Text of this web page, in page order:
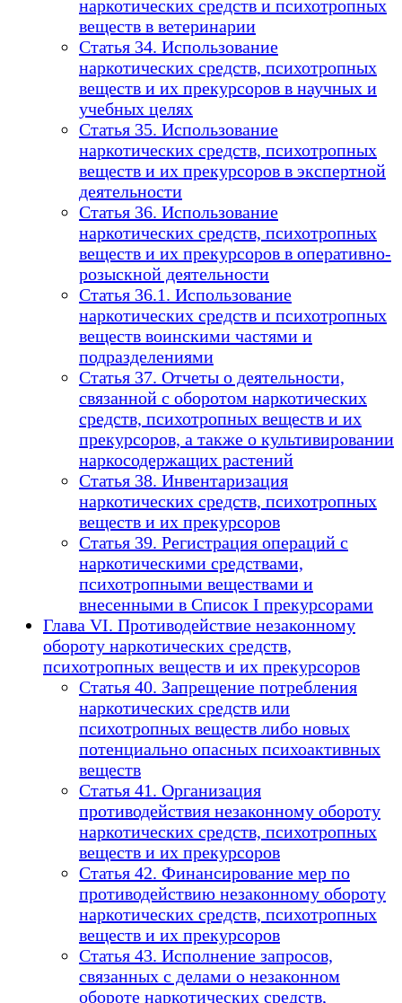
наркотических средств и психотропных
веществ в ветеринарии
Статья 34. Использование
наркотических средств, психотропных
веществ и их прекурсоров в научных и
учебных целях
Статья 35. Использование
наркотических средств, психотропных
веществ и их прекурсоров в экспертной
деятельности
Статья 36. Использование
наркотических средств, психотропных
веществ и их прекурсоров в оперативно-
розыскной деятельности
Статья 36.1. Использование
наркотических средств и психотропных
веществ воинскими частями и
подразделениями
Статья 37. Отчеты о деятельности,
связанной с оборотом наркотических
средств, психотропных веществ и их
прекурсоров, а также о культивировании
наркосодержащих растений
Статья 38. Инвентаризация
наркотических средств, психотропных
веществ и их прекурсоров
Статья 39. Регистрация операций с
наркотическими средствами,
психотропными веществами и
внесенными в Список I прекурсорами
Глава VI. Противодействие незаконному
обороту наркотических средств,
психотропных веществ и их прекурсоров
Статья 40. Запрещение потребления
наркотических средств или
психотропных веществ либо новых
потенциально опасных психоактивных
веществ
Статья 41. Организация
противодействия незаконному обороту
наркотических средств, психотропных
веществ и их прекурсоров
Статья 42. Финансирование мер по
противодействию незаконному обороту
наркотических средств, психотропных
веществ и их прекурсоров
Статья 43. Исполнение запросов,
связанных с делами о незаконном
обороте наркотических средств,